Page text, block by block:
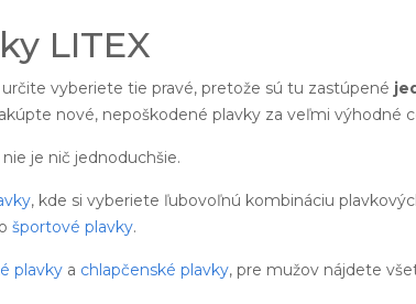
LITEX
určite vyberiete tie pravé, pretože sú tu zastúpené
nové, nepoškodené plavky za veľmi výhodné
je nič jednoduchšie.
, kde si vyberiete ľubovoľnú kombináciu
športové plavky.
plavky a chlapčenské plavky, pre mužov nájdete